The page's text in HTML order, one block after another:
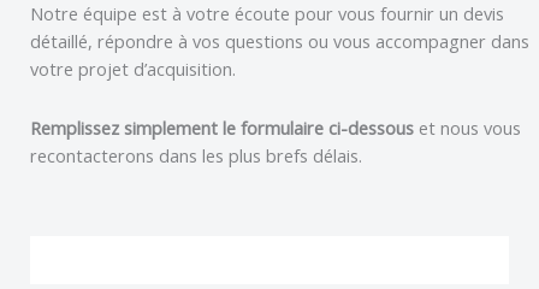
Notre équipe est à votre écoute pour vous fournir un devis
détaillé, répondre à vos questions ou vous accompagner dans
votre projet d’acquisition.
Remplissez simplement le formulaire ci-dessous et nous vous
recontacterons dans les plus brefs délais.